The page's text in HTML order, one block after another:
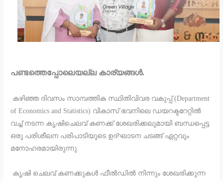
പണ്ടത്തെപ്പോലെയല്ല കാര്യങ്ങൾ.
കഴിഞ്ഞ ദിവസം സാമ്പത്തിക സ്ഥിതിവിവര വകുപ്പ് (Department
of Economics and Statistics) വികാസ് ഭവനിലെ ഡയറക്ടറേറ്റിൽ
വച്ച് നടന്ന കൃഷിചെലവ് കണക്ക് ശേഖരിക്കലുമായി ബന്ധപ്പെട്ട
ഒരു പരിശീലന പരിപാടിയുടെ ഉദ്ഘാടന ചടങ്ങ് ഏറ്റവും
മനോഹരമായിരുന്നു.
കൃഷി ചെലവ് കണക്കുകൾ ഫീൽഡിൽ നിന്നും ശേഖരിക്കുന്ന